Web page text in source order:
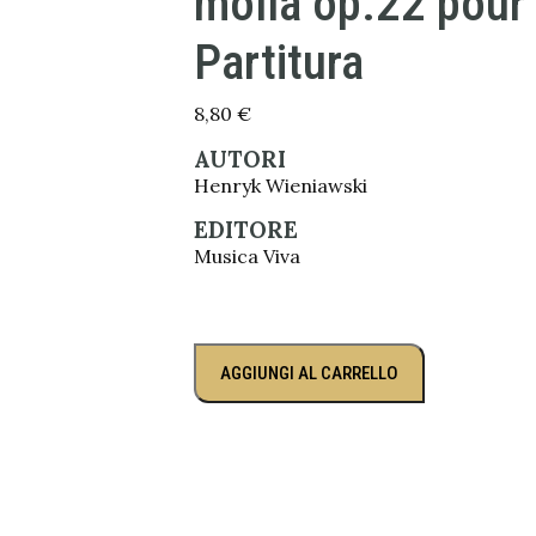
Partitura
8,80 €
AUTORI
Henryk Wieniawski
EDITORE
Musica Viva
AGGIUNGI AL CARRELLO